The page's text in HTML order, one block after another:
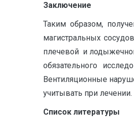
Заключение
Таким образом,
магистральных
плечевой и
обязательного
Вентиляционные
учитывать при лечении.
Список литературы